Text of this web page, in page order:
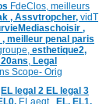
FdeClos, meilleurs
, Assvtropcher, vidT
,
, meilleur penal paris
esthetique2,
, Legal
Scope- Orig
EL legal 2 EL legal 3